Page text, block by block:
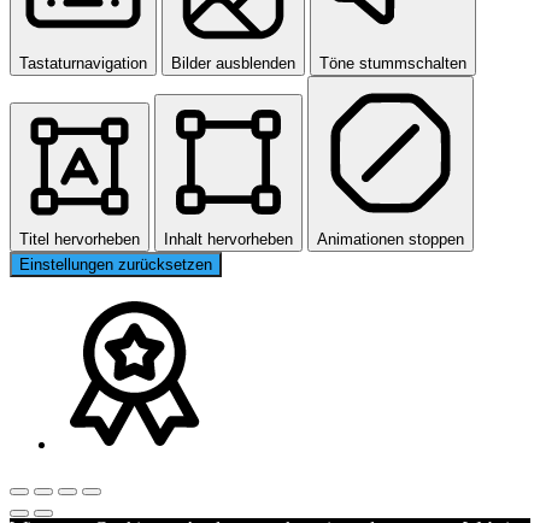
Tastaturnavigation Bilder ausblenden Töne stummschalten
Titel hervorheben Inhalt hervorheben
Animationen stoppen
Einstellungen zurücksetzen